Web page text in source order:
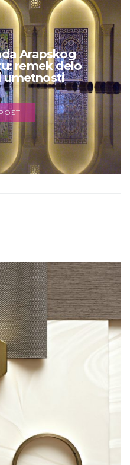
Arapskog
remek delo
umetnosti